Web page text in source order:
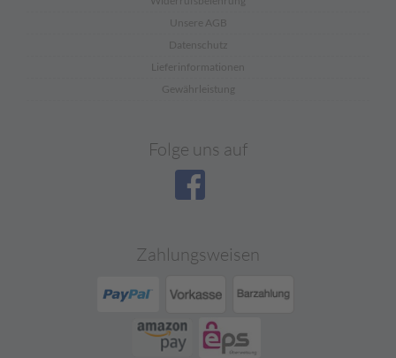
Unsere AGB
Datenschutz
Lieferinformationen
Gewährleistung
Folge uns auf
Zahlungsweisen